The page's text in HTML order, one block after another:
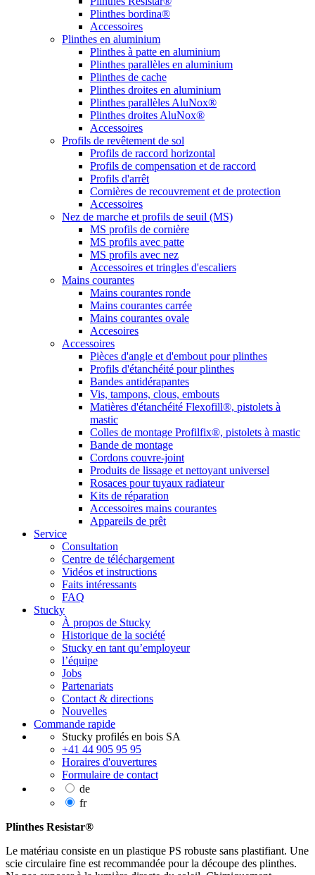
Plinthes bordina®
Accessoires
Plinthes en aluminium
Plinthes à patte en aluminium
Plinthes parallèles en aluminium
Plinthes de cache
Plinthes droites en aluminium
Plinthes parallèles AluNox®
Plinthes droites AluNox®
Accessoires
Profils de revêtement de sol
Profils de raccord horizontal
Profils de compensation et de raccord
Profils d'arrêt
Cornières de recouvrement et de protection
Accessoires
Nez de marche et profils de seuil (MS)
MS profils de cornière
MS profils avec patte
MS profils avec nez
Accessoires et tringles d'escaliers
Mains courantes
Mains courantes ronde
Mains courantes carrée
Mains courantes ovale
Accesoires
Accessoires
Pièces d'angle et d'embout pour plinthes
Profils d'étanchéité pour plinthes
Bandes antidérapantes
Vis, tampons, clous, embouts
Matières d'étanchéité Flexofill®, pistolets à
mastic
Colles de montage Profilfix®, pistolets à mastic
Bande de montage
Cordons couvre-joint
Produits de lissage et nettoyant universel
Rosaces pour tuyaux radiateur
Kits de réparation
Accessoires mains courantes
Appareils de prêt
Service
Consultation
Centre de téléchargement
Vidéos et instructions
Faits intéressants
FAQ
Stucky
À propos de Stucky
Historique de la société
Stucky en tant qu’employeur
l’équipe
Jobs
Partenariats
Contact & directions
Nouvelles
Commande rapide
Stucky profilés en bois SA
+41 44 905 95 95
Horaires d'ouvertures
Formulaire de contact
de
fr
Plinthes Resistar®
Le matériau consiste en un plastique PS robuste sans plastifiant. Une
scie circulaire fine est recommandée pour la découpe des plinthes.